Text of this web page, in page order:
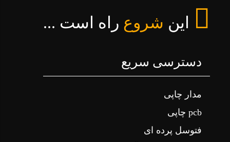
این شروع راه است ...
دسترسی سریع
مدار چاپی
pcb چاپی
فتوسل پرده ای